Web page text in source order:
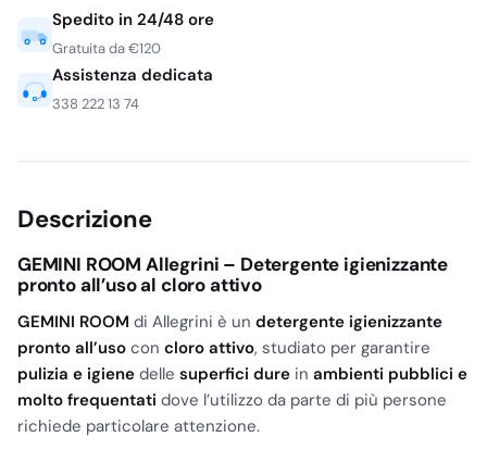
Spedito in 24/48 ore
Gratuita da €120
Assistenza dedicata
338 222 13 74
Descrizione
GEMINI ROOM Allegrini – Detergente igienizzante
pronto all’uso al cloro attivo
GEMINI ROOM di Allegrini è un detergente igienizzante
pronto all’uso con cloro attivo, studiato per garantire
pulizia e igiene delle superfici dure in ambienti pubblici e
molto frequentati dove l’utilizzo da parte di più persone
richiede particolare attenzione.